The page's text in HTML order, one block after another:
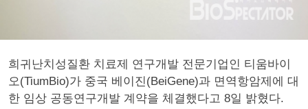
희귀난치성질환 치료제 연구개발 전문기업인 티움바이
오(TiumBio)가 중국 베이진(BeiGene)과 면역항암제에 대
한 임상 공동연구개발 계약을 체결했다고 8일 밝혔다.